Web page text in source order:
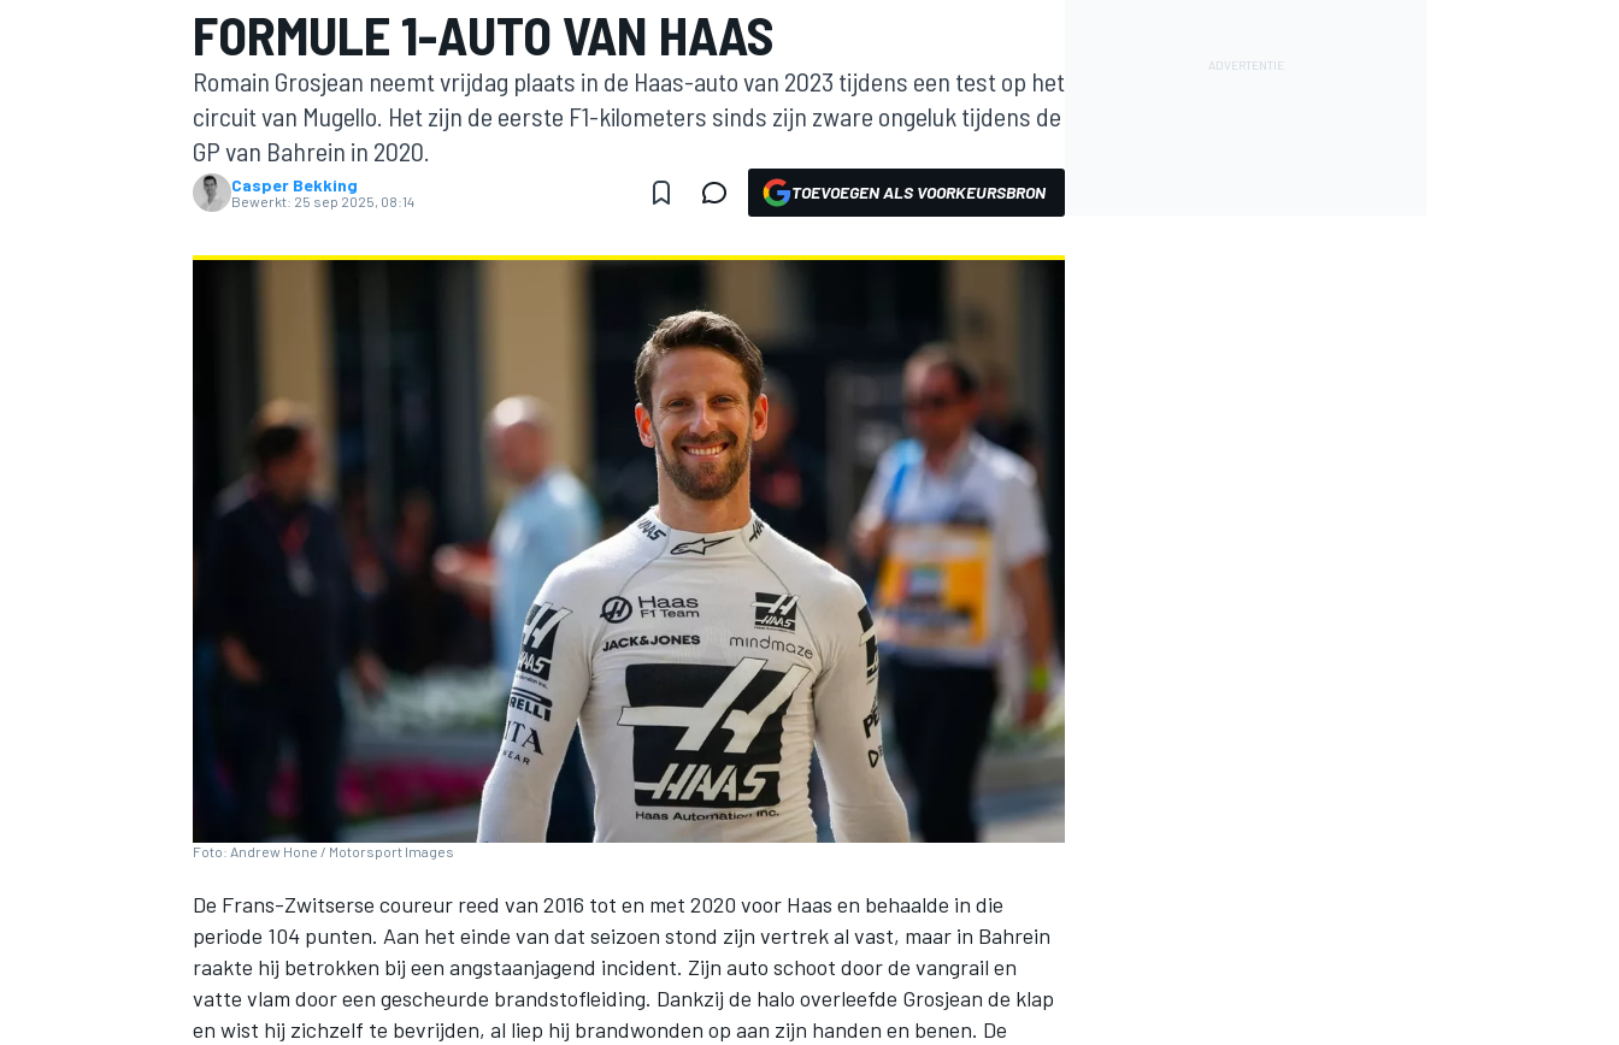
MOTOGP
INDYCAR
WEC DTM
FORMULE 1-AUTO VAN HAAS
Romain Grosjean neemt vrijdag plaats in de Haas-auto van 2023 tijdens een test op het
circuit van Mugello. Het zijn de eerste F1-kilometers sinds zijn zware ongeluk tijdens de
GP van Bahrein in 2020.
Casper Bekking
Bewerkt: 25 sep 2025, 08:14 TOEVOEGEN ALS VOORKEURSBRON
Foto: Andrew Hone / Motorsport Images
De Frans-Zwitserse coureur reed van 2016 tot en met 2020 voor Haas en behaalde in die
periode 104 punten. Aan het einde van dat seizoen stond zijn vertrek al vast, maar in Bahrein
raakte hij betrokken bij een angstaanjagend incident. Zijn auto schoot door de vangrail en
vatte vlam door een gescheurde brandstofleiding. Dankzij de halo overleefde Grosjean de klap
en wist hij zichzelf te bevrijden, al liep hij brandwonden op aan zijn handen en benen. De